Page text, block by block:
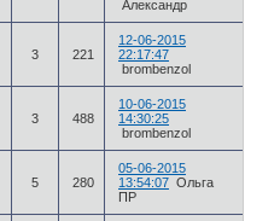
Александр
3 221
12-06-2015
22:17:47
brombenzol
3 488
10-06-2015
14:30:25
brombenzol
5 280
05-06-2015
13:54:07 Ольга
ПР